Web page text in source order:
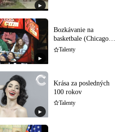
▶
▶
Bozkávanie na
basketbale (Chicago
Bulls)
Talenty
▶
Krása za posledných
100 rokov
Talenty